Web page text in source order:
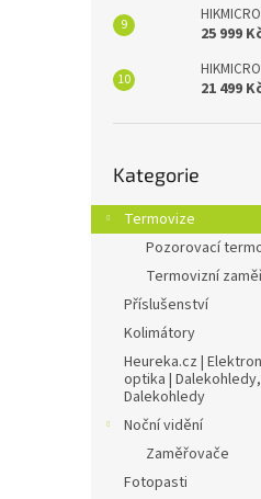
25 999
21 499
kategorie
Kategorie
Termovize
Pozorovací
Termovizní
Příslušenství
Kolimátory
Heureka.cz |
optika |
Dalekohledy
Noční vidění
Zaměřovače
Fotopasti